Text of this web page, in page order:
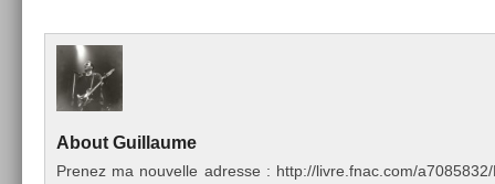
About Guil­laume
Pre­nez ma nouvel­le ad­resse : http://livre.fnac.com/